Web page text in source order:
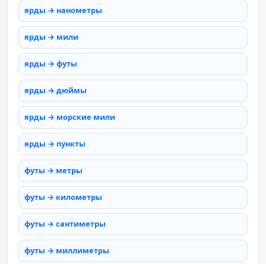
ярды → нанометры
ярды → мили
ярды → футы
ярды → дюймы
ярды → морские мили
ярды → пункты
футы → метры
футы → километры
футы → сантиметры
футы → миллиметры